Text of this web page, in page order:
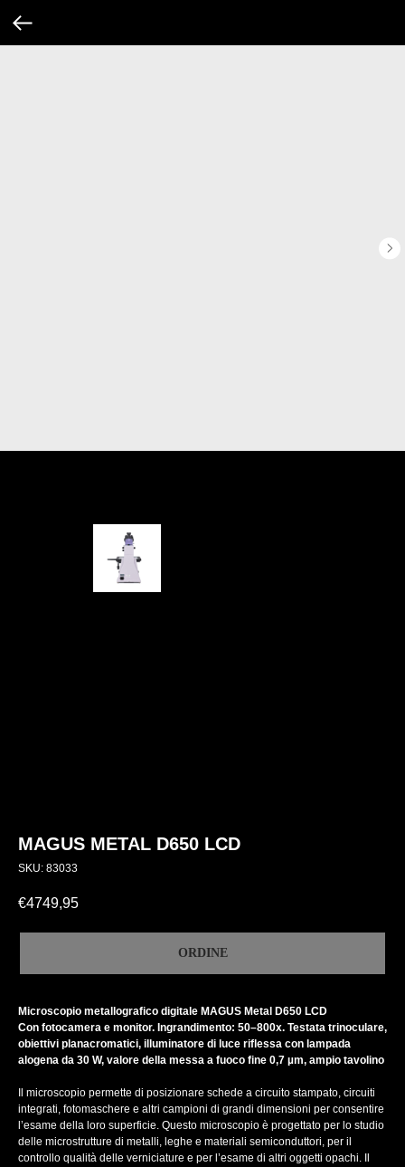
MAGUS METAL D650 LCD
SKU: 83033
€4749,95
ORDINE
Microscopio metallografico digitale MAGUS Metal D650 LCD
Con fotocamera e monitor. Ingrandimento: 50–800х. Testata trinoculare,
obiettivi planacromatici, illuminatore di luce riflessa con lampada
alogena da 30 W, valore della messa a fuoco fine 0,7 µm, ampio tavolino
Il microscopio permette di posizionare schede a circuito stampato, circuiti
integrati, fotomaschere e altri campioni di grandi dimensioni per consentire
l’esame della loro superficie. Questo microscopio è progettato per lo studio
delle microstrutture di metalli, leghe e materiali semiconduttori, per il
controllo qualità delle verniciature e per l’esame di altri oggetti opachi. Il